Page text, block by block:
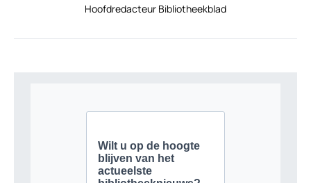
Hoofdredacteur Bibliotheekblad